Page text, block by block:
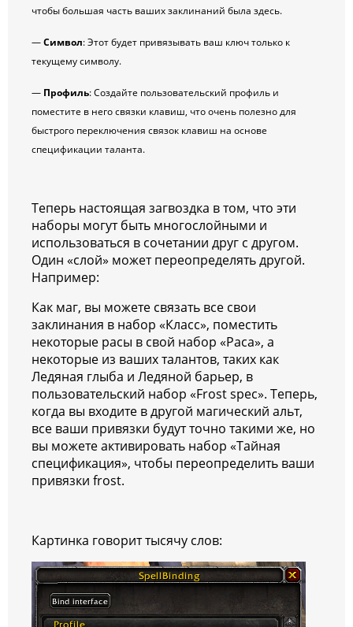
чтобы большая часть ваших заклинаний была здесь.
—Символ: Этот будет привязывать ваш ключ только к
текущему символу.
— Профиль: Создайте пользовательский профиль и
поместите в него связки клавиш, что очень полезно для
быстрого переключения связок клавиш на основе
спецификации таланта.
Теперь настоящая загвоздка в том, что эти
наборы могут быть многослойными и
использоваться в сочетании друг с другом.
Один «слой» может переопределять другой.
Например:
Как маг, вы можете связать все свои
заклинания в набор «Класс», поместить
некоторые расы в свой набор «Раса», а
некоторые из ваших талантов, таких как
Ледяная глыба и Ледяной барьер, в
пользовательский набор «Frost spec». Теперь,
когда вы входите в другой магический альт,
все ваши привязки будут точно такими же, но
вы можете активировать набор «Тайная
спецификация», чтобы переопределить ваши
привязки frost.
Картинка говорит тысячу слов: